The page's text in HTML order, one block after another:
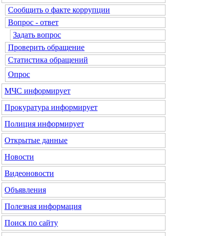
Сообщить о факте коррупции
Вопрос - ответ
Задать вопрос
Проверить обращение
Статистика обращений
Опрос
МЧС информирует
Прокуратура информирует
Полиция информирует
Открытые данные
Новости
Видеоновости
Объявления
Полезная информация
Поиск по сайту